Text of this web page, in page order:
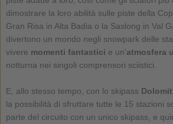
dimostrare la loro abilità sulle piste della
Gran Risa in Alta Badia o la Saslong in Val
divertono un mondo negli snowpark delle
vivere momenti fantastici e un'atmosfera
notturna nei singoli comprensori sciistici.
E, allo stesso tempo, con lo skipass
la possibilità di sfruttare tutte le 15 stazioni
parte del circuito con un unico skipass, e